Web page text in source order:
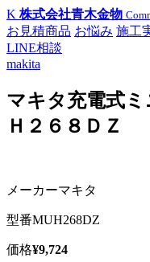
K 株式会社青木金物
お見積商品 お悩み 施工
LINE相談
makita
マキタ充電式
Ｈ２６８ＤＺ
メーカーマキタ
型番MUH268DZ
価格¥9,724